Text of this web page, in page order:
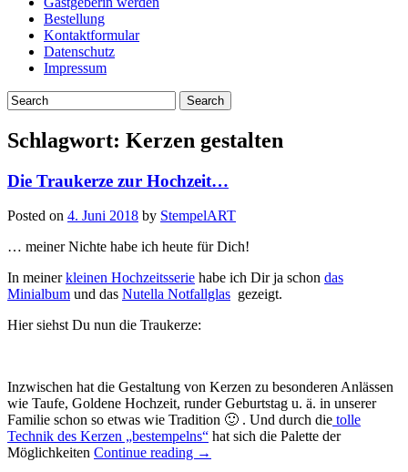
Bestellung
Kontaktformular
Datenschutz
Impressum
Schlagwort: Kerzen gestalten
Die Traukerze zur Hochzeit…
Posted on 4. Juni 2018 by StempelART
… meiner Nichte habe ich heute für Dich!
In meinerkleinen Hochzeitsserie habe ich Dir ja schon das
Minialbum und das Nutella Notfallglas gezeigt.
Hier siehst Du nun die Traukerze:
Inzwischen hat die Gestaltung von Kerzen zu besonderen Anlässen
wie Taufe, Goldene Hochzeit, runder Geburtstag u. ä. in unserer
Familie schon so etwas wie Tradition 🙂 . Und durch die tolle
Technik des Kerzen „bestempelns“ hat sich die Palette der
Möglichkeiten Continue reading „Die
→